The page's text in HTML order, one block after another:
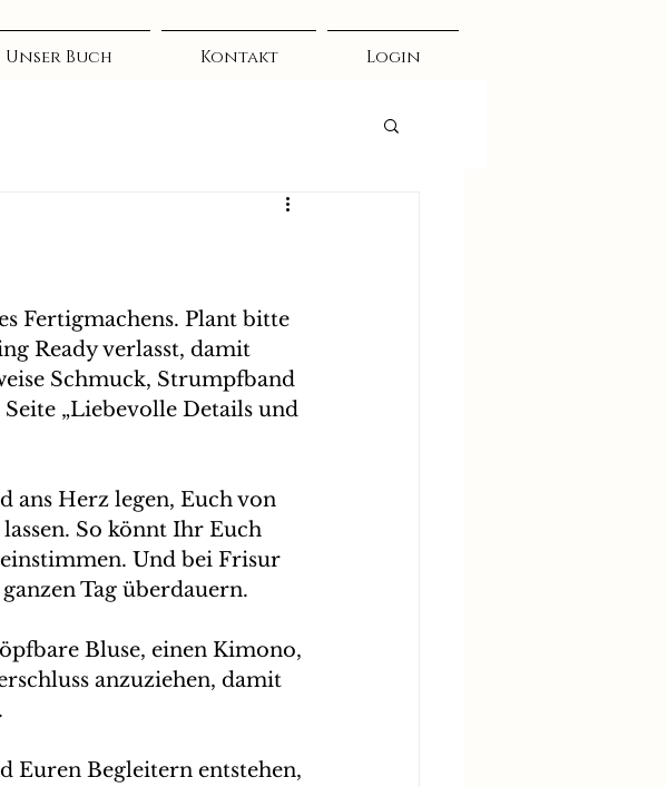
Unser Buch Kontakt Login
Fertigmachens. Plant bitte
Ready verlasst, damit
Schmuck, Strumpfband
„Liebevolle Details und
ans Herz legen, Euch von
So könnt Ihr Euch
Und bei Frisur
Tag überdauern.
Bluse, einen Kimono,
anzuziehen, damit
Euren Begleitern entstehen,